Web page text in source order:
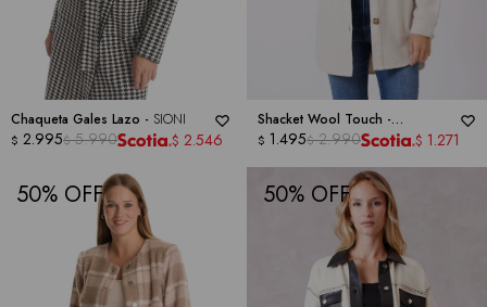
Chaqueta Gales Lazo - SIONI
$ 2.995$ 5.990 $ 2.546
Shacket Wool Touch -
DICTIONARY
$ 1.495$ 2.990 $ 1.271
50 50